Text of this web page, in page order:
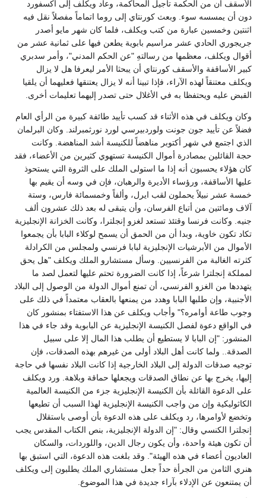
الأسقف أن من الحكمة تأجيل المحاكمة، وعاد ويكلف إلى أكسفورد
دون أن يمسسه سوء. وبعث كورنتاي إلى روما اتماماً مفصلاً نقل فيه
اثنتين وخمسين عبارة من كتب ويكلف، فلما كان شهر مايو أصدر
جريجوري الحادي عشر مراسيم بابوية يطعن فيها على ثمانية عشر من
أقوال ويكلف، معظمها من رسالتهِ "عن الحكم المدني"، وأمر سدبري
كبير الأساقفة والأسقف كورنتاي أن يبحثا الأمر ليعرفا هل لا يزال
ويكلف معتنقاً لهذه الآراء، فإذا تبينا أنه لا يزال يعتنقها فعليهما أن يلقيا
القبض عليه ويحتفظا به في الأغلال حتى تصدر إليهما تعليمات أخرى.
وكان ويكلف في هذه الأثناء قد كسب تأييد طائفة كبيرة من الرأي العام
فضلاً عن تأييد جون جونت ولوردبيرسي لورد نورثمبرلند. وكان البرلمان
الذي اجتمع في شهر أكتوبر مناهضاً للكنيسة أشد المناهضة. وكانت
حجة القائلين بمصادرة أموال الكنيسة تستهوي كثيرين من الأعضاء، فقد
كان هؤلاء يحسبون أنه إذا ما استولى الملك على الثروة التي يستحوذ
عليها الأساقفة، ورؤساء الأديرة والرهبان، فإن في وسه أن يقيم بها
خمسة عشر نبيلاً يحملون لقب ايرل، وألفاً وخمسمائة فارس، وستة
آلاف ومائتين من أتباع الفرسان، وأن يتبقى له بعد ذلك عشرون ألف
جنيه. وكانت فرنسا وقتئذ تستعد لغزو إنجلترا، وكانت الخزانة الإنجليزية
تكاد تكون خاوية، وبدا أن من الحمق أن يسمح لوكلاء البابا بأن يجمعوا
الأموال من الأبرشيات الإنجليزية لبابا فرنسي ولمجلس من الكرادلة
كثرته الغالبة من الفرنسيين. وسأل مستشارو الملك ويكلف "هل يحق
لمملكة إنجلترا شرعاً، إذا كانت الضرورة تحتم عليها لتعمل لصد ما
يتهددها من الغزو الفرنسي، أن تمنع أموال الدولة من الوصول إلى البلاد
الأجنبية، وإن طلبها البابا وهدد من يمنعها بالعقاب معتمداً في ذلك على
وجوب طاعة أوامره؟" وأجاب ويكلف عن هذا الاستفتاء بمنشور كان
في الواقع دعوة لفصل الكنيسة الإنجليزية عن البابوية وقد جاء في هذا
المنشور: "إن البابا لا يستطيع أن يطلب هذا المال إلا على سبيل
الصدقة.. ولما كانت أهل البلاد أولى من غيرهم بهذه الصدقات، فإن
توجيه صدقات الدولة إلى البلاد الخارجية إذا كانت البلاد نفسها في حاجة
إليها، يخرج بها عن نطاق الصدقات ويجعلها حماقة وبلاهة. ورد ويكلف
على الدعوة القائلة بأن الكنيسة الإنجليزية جزء من الكنيسة العالمية
الكاثوليكية وإن من واجب الكنيسة الإنجليزية لهذا السبب أن تطيعها
وتخضع لأوامرها، رد ويكلف على هذه الدعوة بأن أوصى باستقلال
إنجلترا الكنسي وقال: "إن الدولة الإنجليزية، بنص الكتاب المقدس يجب
أن تكون هيئة واحدة، وأن يكون رجال الدين، واللوردات، والسكان
العاديون أعضاء في هذه الهيئة". وقد بلغت هذه الدعوة، التي استبق بها
هنري الثامن من الجرأة حداً جعل مستشاري الملك يطلبون إلى ويكلف
أن يمتنعون عن الإدلاء بآراء جديدة في هذا الموضوع.